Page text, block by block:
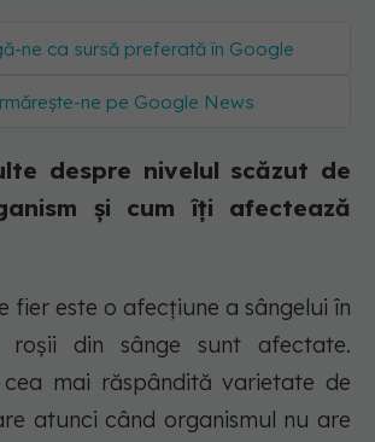
ne ca sursă preferată în Google
ne pe Google News
despre nivelul scăzut de
și cum îți afectează
fier este o afecțiune a sângelui în
roșii din sânge sunt afectate.
mai răspândită varietate de
atunci când organismul nu are